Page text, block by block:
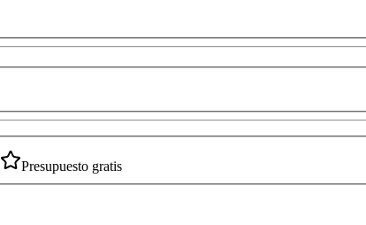
Presupuesto gratis